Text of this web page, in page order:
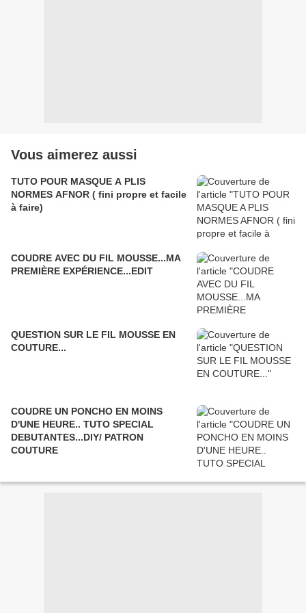
Vous aimerez aussi
TUTO POUR MASQUE A PLIS
NORMES AFNOR ( fini propre et facile
à faire)
COUDRE AVEC DU FIL MOUSSE...MA
PREMIÈRE EXPÉRIENCE...EDIT
QUESTION SUR LE FIL MOUSSE EN
COUTURE...
COUDRE UN PONCHO EN MOINS
D'UNE HEURE.. TUTO SPECIAL
DEBUTANTES...DIY/ PATRON
COUTURE